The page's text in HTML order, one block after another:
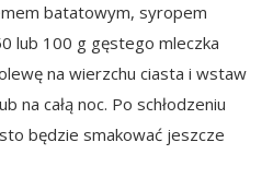
batatowym, syropem
lub 100 g gęstego mleczka
na wierzchu ciasta i wstaw
na całą noc. Po schłodzeniu
będzie smakować jeszcze